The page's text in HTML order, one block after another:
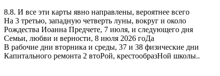
8.8. И все эти карты явно направлены, вероятнее всего
На 3 третью, западную четверть луны, вокруг и около
Рождества Иоанна Предчете, 7 июля, и следующего дня
Семьи, любви и верности, 8 июля 2026 гоДа
В рабочие дни вторника и среды, 37 и 38 физические дни
Капитального ремонта 2 втоРой, крестообразНой школы..